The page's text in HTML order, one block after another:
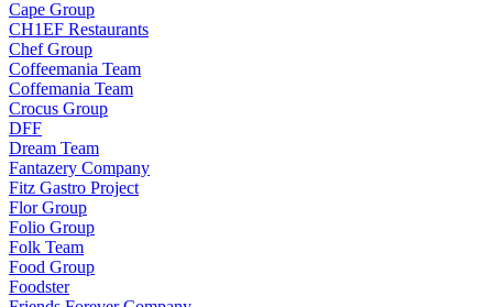
Cape Group
CH1EF Restaurants
Chef Group
Coffeemania Team
Coffemania Team
Crocus Group
DFF
Dream Team
Fantazery Company
Fitz Gastro Project
Flor Group
Folio Group
Folk Team
Food Group
Foodster